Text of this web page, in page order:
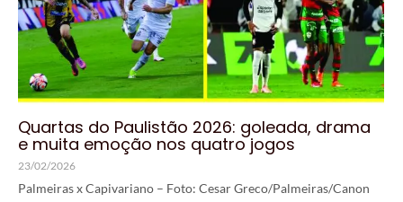
Quartas do Paulistão 2026: goleada, drama
e muita emoção nos quatro jogos
23/02/2026
Palmeiras x Capivariano – Foto: Cesar Greco/Palmeiras/Canon